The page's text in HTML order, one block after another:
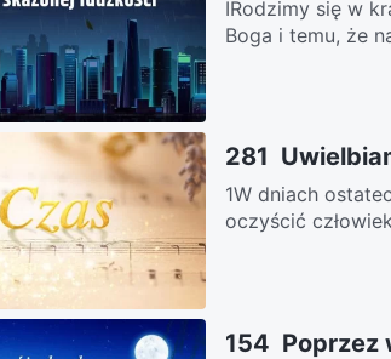
ⅠRodzimy się w
Boga i temu, że
281
1W dniach
oczyścić
154 Poprzez